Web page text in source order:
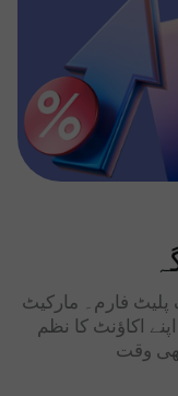
پلیٹ فارم۔ مارکیٹ
اکاؤنٹ کا نظم
وقت